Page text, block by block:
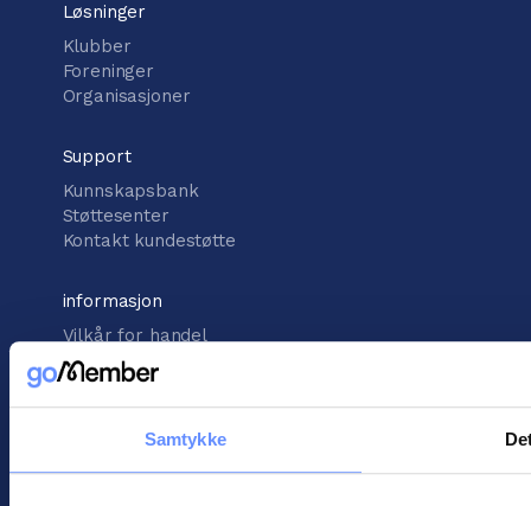
Samtykke
Løsninger
Klubber
Foreninger
Organisasjoner
Support
Kunnskapsbank
Støttesenter
Kontakt kundestøtte
informasjon
Vilkår for handel
Informasjonskapsler
Personopplysningspolitikk